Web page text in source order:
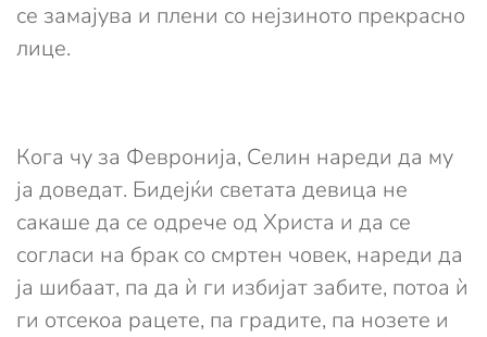
се замајува и плени со нејзиното прекрасно
лице.
Кога чу за Февронија, Селин нареди да му
ја доведат. Бидејќи светата девица не
сакаше да се одрече од Христа и да се
согласи на брак со смртен човек, нареди да
ја шибаат, па да ѝ ги избијат забите, потоа ѝ
ги отсекоа рацете, па градите, па нозете и